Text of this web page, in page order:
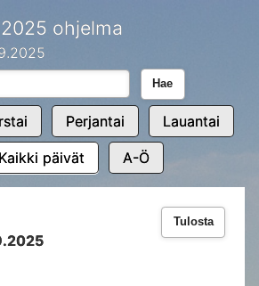
ohjelma
Hae
Perjantai Lauantai
Kaikki päivät A-Ö
Tulosta